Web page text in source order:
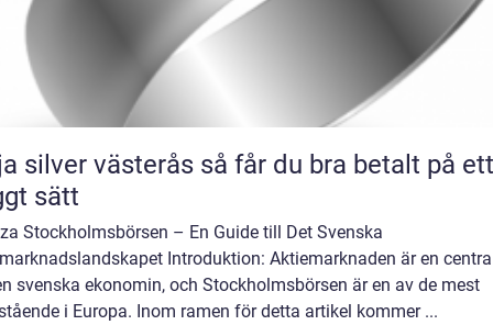
västerås så får du bra betalt på ett
sätt
Stockholmsbörsen – En Guide till Det Svenska
Introduktion: Aktiemarknaden är en
svenska ekonomin, och Stockholmsbörsen är en av de mest
i Europa. Inom ramen för detta artikel kommer ...